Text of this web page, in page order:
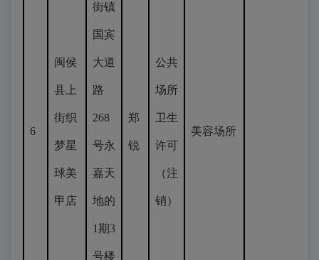
6
闽侯
县上
街织
梦星
球美
甲店
街镇
国宾
大道
路
268
号永
嘉天
地的
1期3
号楼
郑
锐
公共
场所
卫生
许可
（注
销）
美容场所